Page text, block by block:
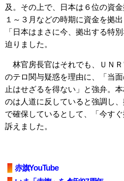
及。その上で、日本は６位の資
１～３月などの時期に資金を拠
「日本はまさに今、拠出する特
迫りました。
林官房長官はそれでも、ＵＮ
のテロ関与疑惑を理由に、「当
止はせざるを得ない」と強弁。
のは人道に反していると強調し
で確保しているとして、「今す
訴えました。
赤旗YouTube